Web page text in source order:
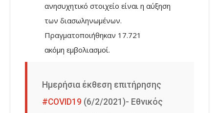
ανησυχητικό στοιχείο είναι η αύξηση
των διασωληνωμένων.
Πραγματοποιήθηκαν 17.721
ακόμη εμβολιασμοί.
Ημερήσια έκθεση επιτήρησης
#COVID19 (6/2/2021)- Εθνικός